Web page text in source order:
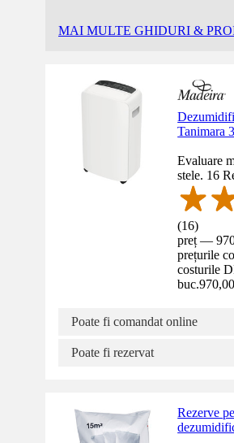
MAI MULTE GHIDURI &
Tanimara
Evaluare
stele. 16
(16)
preț —
prețurile
costurile
buc.
Poate fi comandat online
Poate fi rezervat
Rezerve